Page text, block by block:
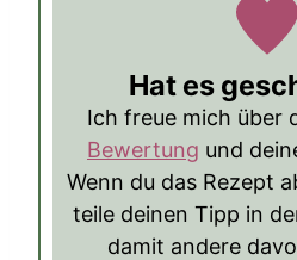
Hat es
Ich freue mich über
Bewertung und
Wenn du das Rezept
teile deinen Tipp in
damit andere